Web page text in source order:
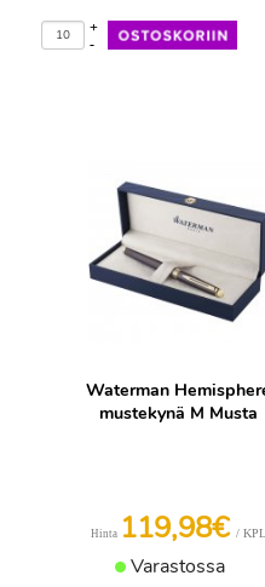
-
+
Waterman
mustekynä M Musta
Hinta 119,98€ / KPL
Varastossa